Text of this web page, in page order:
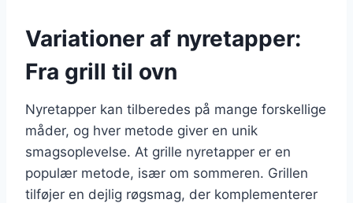
Variationer af nyretapper:
Fra grill til ovn
Nyretapper kan tilberedes på mange forskellige
måder, og hver metode giver en unik
smagsoplevelse. At grille nyretapper er en
populær metode, især om sommeren. Grillen
tilføjer en dejlig røgsmag, der komplementerer